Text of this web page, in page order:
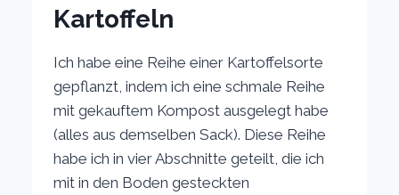
Kartoffeln
Ich habe eine Reihe einer Kartoffelsorte
gepflanzt, indem ich eine schmale Reihe
mit gekauftem Kompost ausgelegt habe
(alles aus demselben Sack). Diese Reihe
habe ich in vier Abschnitte geteilt, die ich
mit in den Boden gesteckten